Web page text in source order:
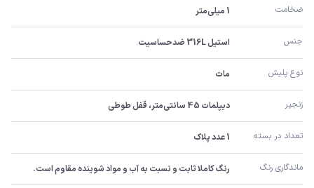
ضخامت 1 میلی‌متر
جنس استیل 316L ضدحساسیت
نوع پلیش مات
زنجیر دیپلمات 45 سانتی‌متر، قفل طوطی
تعداد در بسته 1 عدد پلاک
ماندگاری رنگ رنگ کاملا ثابت و نسبت به آب و مواد شوینده مقاوم است.